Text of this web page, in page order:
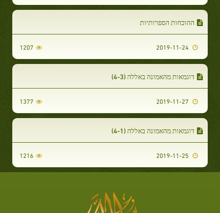
ההוכחות הספרותיות
1207
דוגמאות מהאמונה באללה (4-3)
1377
דוגמאות מהאמונה באללה (4-1)
1216